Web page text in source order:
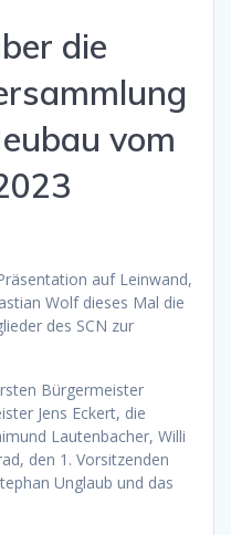
die
vom
auf Leinwand,
Wolf dieses Mal die
des SCN zur
Bürgermeister
Jens Eckert, die
Lautenbacher, Willi
den 1. Vorsitzenden
Unglaub und das